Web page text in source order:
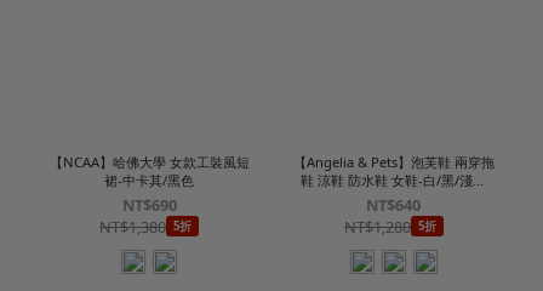
【NCAA】哈佛大學 女款工裝風短
裙-中卡其/黑色
NT$690
NT$1,380 5折
【Angelia & Pets】泡芙鞋 兩穿拖
鞋 涼鞋 防水鞋 女鞋-白/黑/淺卡
其/深橘
NT$640
NT$1,280 5折